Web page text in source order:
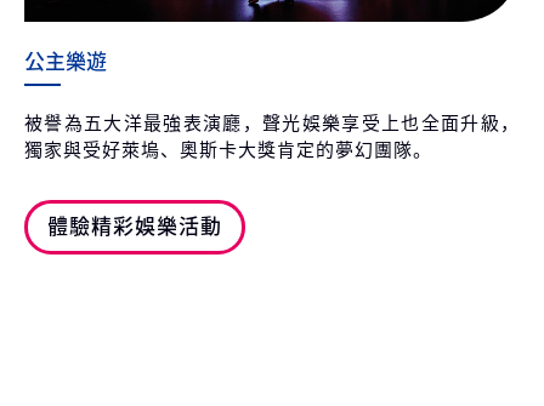
公主樂遊
被譽為五大洋最強表演廳，聲光娛樂享受上也全面升級，
獨家與受好萊塢、奧斯卡大獎肯定的夢幻團隊。
體驗精彩娛樂活動